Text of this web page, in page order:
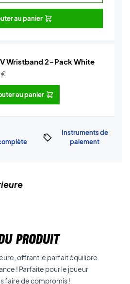
au panier
Wristband 2-Pack White
€
au panier
Instruments de
paiement
PRODUIT
offrant le parfait équilibre
! Parfaite pour le joueur
faire de compromis !